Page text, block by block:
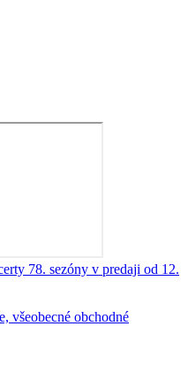
78. sezóny v predaji od 12.
všeobecné obchodné